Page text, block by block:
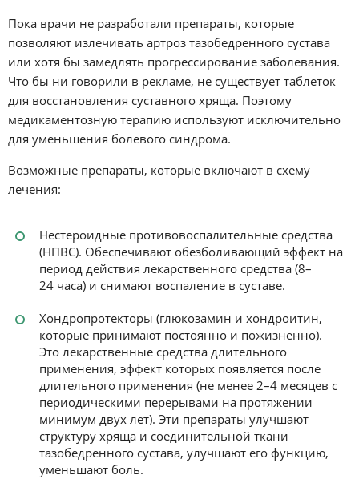
Пока врачи не разработали препараты, которые
позволяют излечивать артроз тазобедренного сустава
или хотя бы замедлять прогрессирование заболевания.
Что бы ни говорили в рекламе, не существует таблеток
для восстановления суставного хряща. Поэтому
медикаментозную терапию используют исключительно
для уменьшения болевого синдрома.
Возможные препараты, которые включают в схему
лечения:
Нестероидные противовоспалительные средства
(НПВС). Обеспечивают обезболивающий эффект на
период действия лекарственного средства (8–
24 часа) и снимают воспаление в суставе.
Хондропротекторы (глюкозамин и хондроитин,
которые принимают постоянно и пожизненно).
Это лекарственные средства длительного
применения, эффект которых появляется после
длительного применения (не менее 2–4 месяцев с
периодическими перерывами на протяжении
минимум двух лет). Эти препараты улучшают
структуру хряща и соединительной ткани
тазобедренного сустава, улучшают его функцию,
уменьшают боль.